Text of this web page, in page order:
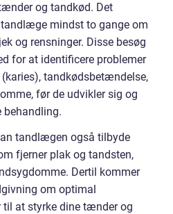
og tandkød. Det
mindst to gange om
og rensninger. Disse besøg
for at identificere problemer
tandkødsbetændelse,
før de udvikler sig og
behandling.
tandlægen også tilbyde
fjerner plak og tandsten,
Dertil kommer
om optimal
til at styrke dine tænder og